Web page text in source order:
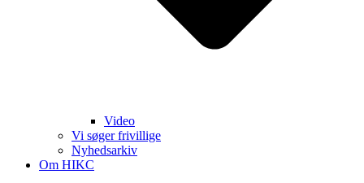
Video
Vi søger frivillige
Nyhedsarkiv
Om HIKC